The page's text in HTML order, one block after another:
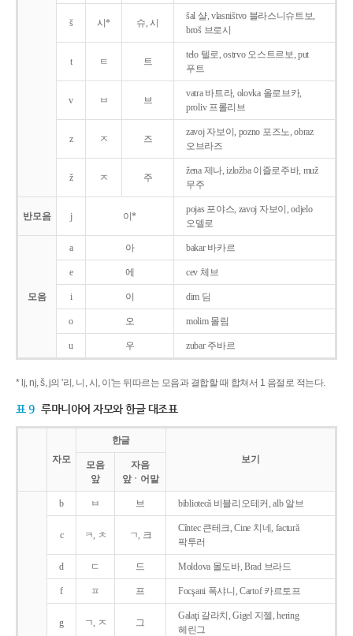
š 시* 슈, 시
šal 샬, vlasništvo 블라스니슈트보,
broš 브로시
t ㅌ 트
telo 텔로, ostrvo 오스트르보, put
푸트
v ㅂ 브
vatra 바트라, olovka 올로브카,
proliv 프롤리브
z ㅈ 즈
zavoj 자보이, pozno 포즈노, obraz
오브라즈
ž ㅈ 주
žena 제나, izložba 이즐로주바, muž
무주
반모음 j 이*
pojas 포야스, zavoj 자보이, odjelo
오델로
모음
a 아 bakar 바카르
e 에 cev 체브
i 이 dim 딤
o 오 molim 몰림
u 우 zubar 주바르
* lj, nj, š, j의 '리, 니, 시, 이'는 뒤따르는 모음과 결합할 때 합쳐서 1 음절로 적는다.
표 9 루마니아어 자모와 한글 대조표
자모
한글
보기
모음
앞
자음
앞ㆍ어말
b ㅂ 브 bibliotecǎ 비블리오테커, alb 알브
c ㅋ, ㅊ ㄱ, 크
Cîntec 큰테크, Cine 치네, facturǎ
팍투러
d ㄷ 드 Moldova 몰도바, Brad 브라드
f ㅍ 프 Focşani 폭샤니, Cartof 카르토프
g ㄱ, ㅈ 그
Galaţi 갈라치, Gigel 지젤, hering
헤린그